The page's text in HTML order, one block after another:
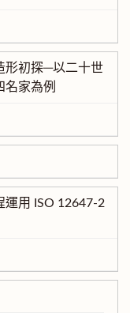
形初探─以二十世
名家為例
運用 ISO 12647-2